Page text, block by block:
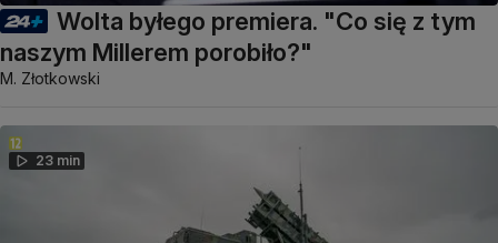
Wolta byłego premiera. "Co się z tym
naszym Millerem porobiło?"
M. Złotkowski
23 min